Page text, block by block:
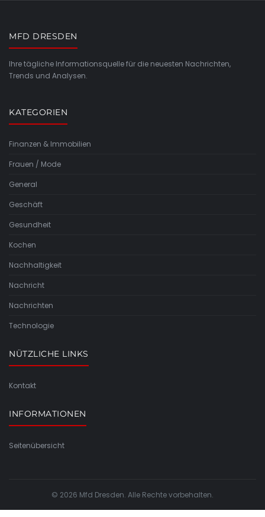
MFD DRESDEN
Ihre tägliche Informationsquelle für die neuesten Nachrichten,
Trends und Analysen.
KATEGORIEN
Finanzen & Immobilien
Frauen / Mode
General
Geschäft
Gesundheit
Kochen
Nachhaltigkeit
Nachricht
Nachrichten
Technologie
NÜTZLICHE LINKS
Kontakt
INFORMATIONEN
Seitenübersicht
© 2026 Mfd Dresden. Alle Rechte vorbehalten.